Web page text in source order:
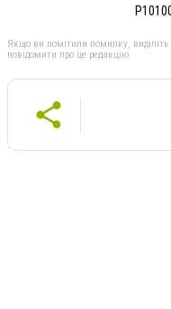
Якщо ви помітили помилку, виділіть
повідомити про це редакцію